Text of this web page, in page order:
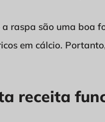
a raspa são uma boa
em cálcio.
receita